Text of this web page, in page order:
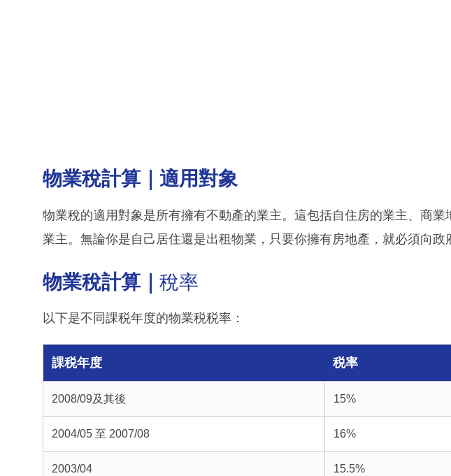
物業稅計算｜適用對象
物業稅的適用對象是所有擁有不動產的業主。這包括自住房的業主、商業
業主。無論你是自己居住還是出租物業，只要你擁有房地產，就必須向政
物業稅計算｜ 稅率
以下是不同課税年度的物業税税率：
課税年度 税率
2008/09及其後 15%
2004/05 至 2007/08 16%
2003/04 15.5%